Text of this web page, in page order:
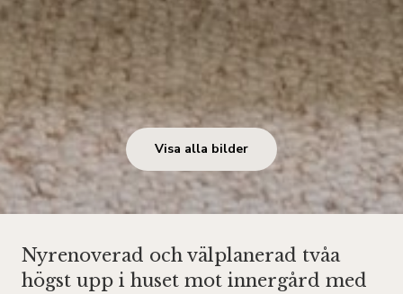
Visa alla bilder
Nyrenoverad och välplanerad tvåa
högst upp i huset mot innergård med